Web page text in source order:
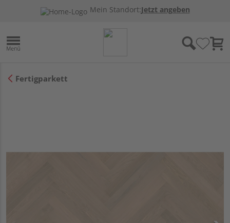
Mein Standort:Jetzt angeben
Fertigparkett